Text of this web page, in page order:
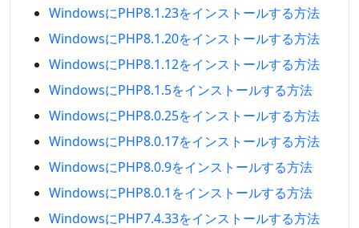
WindowsにPHP8.1.23をインストールする方法
WindowsにPHP8.1.20をインストールする方法
WindowsにPHP8.1.12をインストールする方法
WindowsにPHP8.1.5をインストールする方法
WindowsにPHP8.0.25をインストールする方法
WindowsにPHP8.0.17をインストールする方法
WindowsにPHP8.0.9をインストールする方法
WindowsにPHP8.0.1をインストールする方法
WindowsにPHP7.4.33をインストールする方法